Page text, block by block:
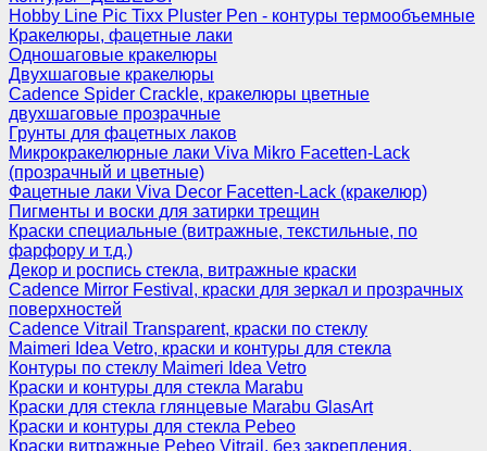
Hobby Line Pic Tixx Pluster Pen - контуры термообъемные
Кракелюры, фацетные лаки
Одношаговые кракелюры
Двухшаговые кракелюры
Cadence Spider Crackle, кракелюры цветные
двухшаговые прозрачные
Грунты для фацетных лаков
Микрокракелюрные лаки Viva Mikro Facetten-Lack
(прозрачный и цветные)
Фацетные лаки Viva Decor Facetten-Lack (кракелюр)
Пигменты и воски для затирки трещин
Краски специальные (витражные, текстильные, по
фарфору и т.д.)
Декор и роспись стекла, витражные краски
Cadence Mirror Festival, краски для зеркал и прозрачных
поверхностей
Cadence Vitrail Transparent, краски по стеклу
Maimeri Idea Vetro, краски и контуры для стекла
Контуры по стеклу Maimeri Idea Vetro
Краски и контуры для стекла Marabu
Краски для стекла глянцевые Marabu GlasArt
Краски и контуры для стекла Pebeo
Краски витражные Pebeo Vitrail, без закрепления,